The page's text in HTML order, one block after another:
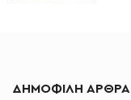
ΔΗΜΟΦΙΛΗ ΑΡΘΡΑ